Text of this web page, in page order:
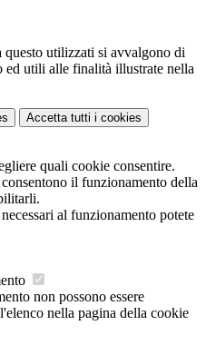
utilizzati si avvalgono di
ed utili alle finalità illustrate nella
Accetta tutti i cookies
quali cookie consentire.
il funzionamento della
al funzionamento potete
non possono essere
nella pagina della cookie